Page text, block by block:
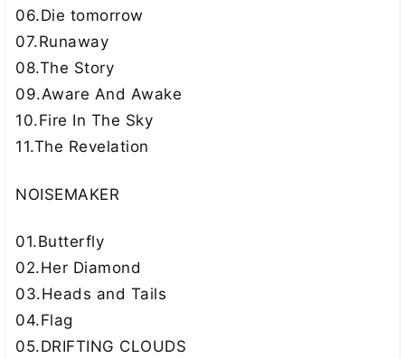
06.Die tomorrow
07.Runaway
08.The Story
09.Aware And Awake
10.Fire In The Sky
11.The Revelation
NOISEMAKER
01.Butterfly
02.Her Diamond
03.Heads and Tails
04.Flag
05.DRIFTING CLOUDS